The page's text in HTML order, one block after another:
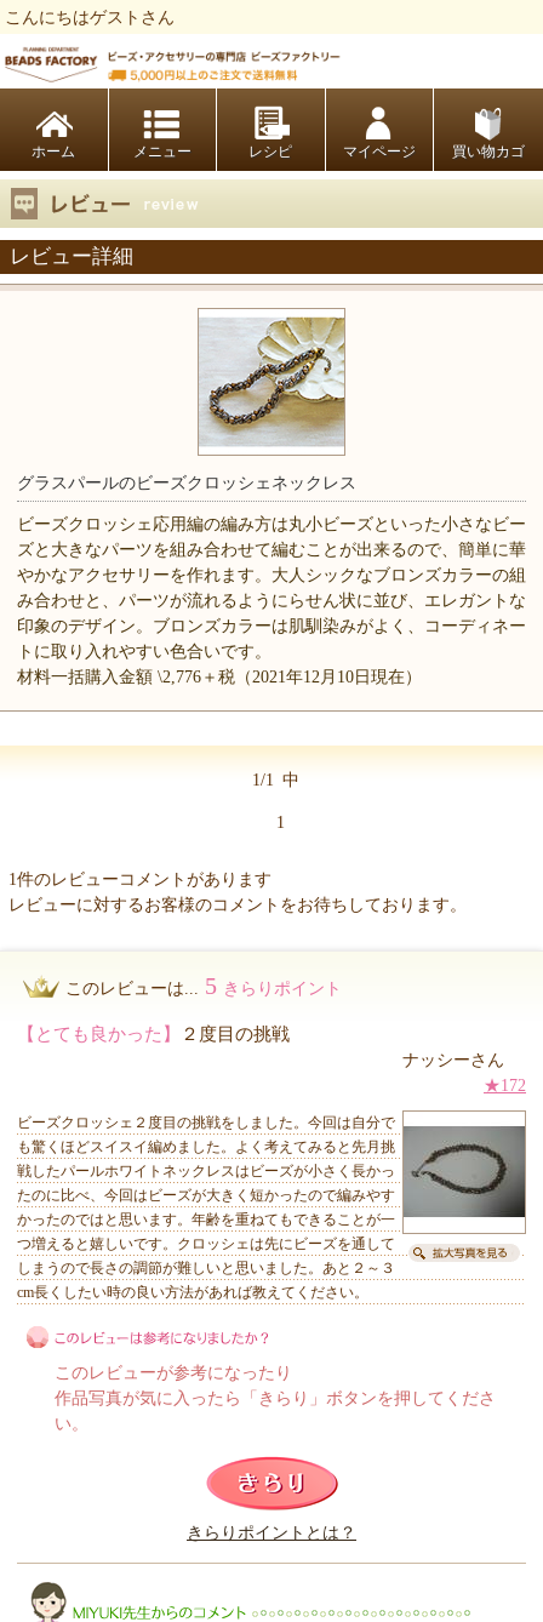
こんにちはゲストさん
ホーム レシピ マイページ 買い物カゴ
レビュー詳細
グラスパールのビーズクロッシェネックレス
ビーズクロッシェ応用編の編み方は丸小ビーズといった小さなビー
ズと大きなパーツを組み合わせて編むことが出来るので、簡単に華
やかなアクセサリーを作れます。大人シックなブロンズカラーの組
み合わせと、パーツが流れるようにらせん状に並び、エレガントな
印象のデザイン。ブロンズカラーは肌馴染みがよく、コーディネー
トに取り入れやすい色合いです。
材料一括購入金額 \2,776＋税（2021年12月10日現在）
1/1 中
1
1件のレビューコメントがあります
レビューに対するお客様のコメントをお待ちしております。
このレビューは... 5 きらりポイント
【とても良かった】 ２度目の挑戦
ナッシーさん
★172
ビーズクロッシェ２度目の挑戦をしました。今回は自分で
も驚くほどスイスイ編めました。よく考えてみると先月挑
戦したパールホワイトネックレスはビーズが小さく長かっ
たのに比べ、今回はビーズが大きく短かったので編みやす
かったのではと思います。年齢を重ねてもできることが一
つ増えると嬉しいです。クロッシェは先にビーズを通して
しまうので長さの調節が難しいと思いました。あと２～３
cm長くしたい時の良い方法があれば教えてください。
このレビューは参考になりましたか？
このレビューが参考になったり
作品写真が気に入ったら「きらり」ボタンを押してくださ
い。
きらりポイントとは？